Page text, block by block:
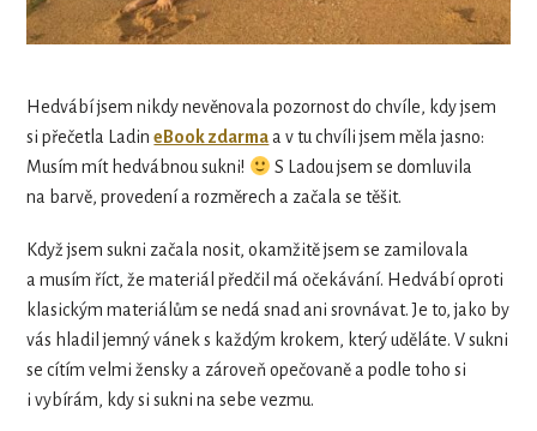
Hedvábí jsem nikdy nevěnovala pozornost do chvíle, kdy jsem
si přečetla LadineBook zdarmaa v tu chvíli jsem měla jasno:
Musím mít hedvábnou sukni!
S Ladou jsem se domluvila
na barvě, provedení a rozměrech a začala se těšit.
Když jsem sukni začala nosit, okamžitě jsem se zamilovala
a musím říct, že materiál předčil má očekávání. Hedvábí oproti
klasickým materiálům se nedá snad ani srovnávat. Je to, jako by
vás hladil jemný vánek s každým krokem, který uděláte. V sukni
se cítím velmi žensky a zároveň opečovaně a podle toho si
i vybírám, kdy si sukni na sebe vezmu.